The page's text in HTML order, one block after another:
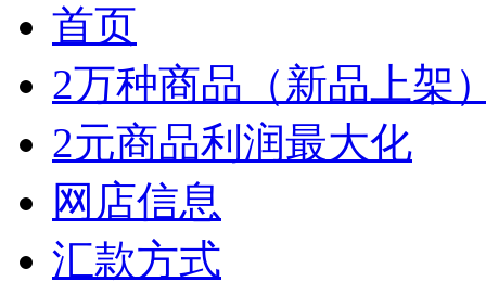
首页
2万种商品（新品上架
2元商品利润最大化
网店信息
汇款方式